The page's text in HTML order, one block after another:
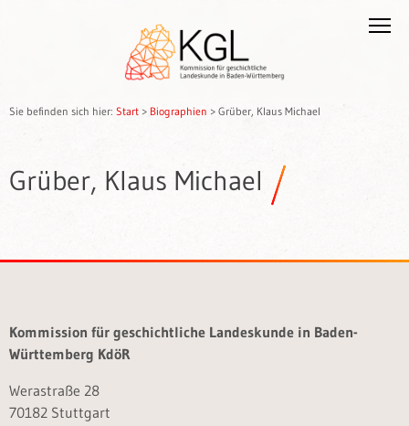
Sie befinden sich hier: Start > Biographien > Grüber, Klaus Michael
Grüber, Klaus Michael
Kommission für geschichtliche Landeskunde in Baden-
Württemberg KdöR
Werastraße 28
70182 Stuttgart